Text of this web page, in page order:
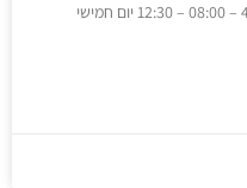
הזכרון ויום העצמאות: יום רביעי 4.5.2022 – 08:00 – 12:30 יום חמישי